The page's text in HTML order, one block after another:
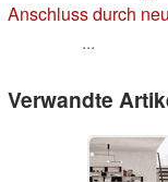
Anschluss durch
...
Verwandte